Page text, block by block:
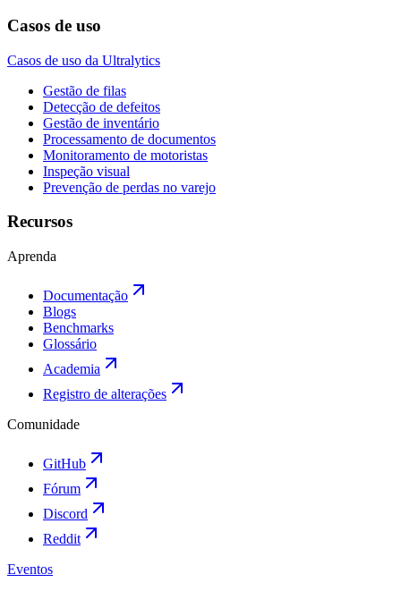
Casos de uso
Casos de uso da Ultralytics
Gestão de filas
Detecção de defeitos
Gestão de inventário
Processamento de documentos
Monitoramento de motoristas
Inspeção visual
Prevenção de perdas no varejo
Recursos
Aprenda
Documentação
Blogs
Benchmarks
Glossário
Academia
Registro de alterações
Comunidade
GitHub
Fórum
Discord
Reddit
Eventos